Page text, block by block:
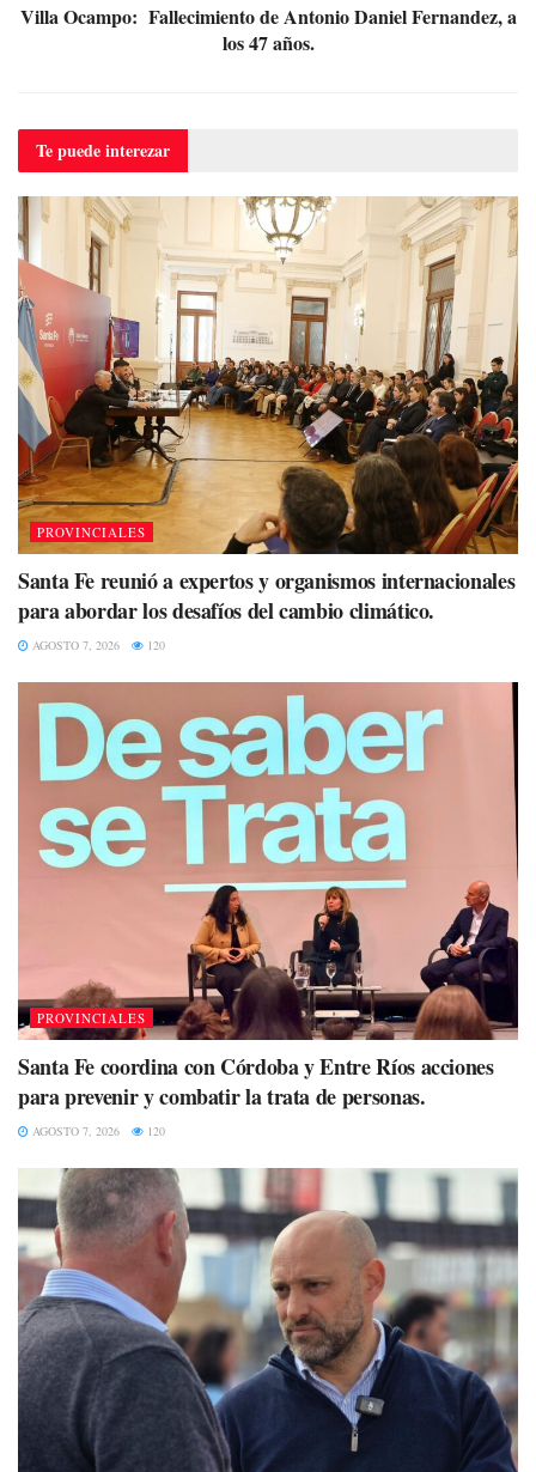
Villa Ocampo: Fallecimiento de Antonio Daniel Fernandez, a
los 47 años.
Te puedeinterezar
PROVINCIALES
Santa Fe reunió a expertos y organismos internacionales
para abordar los desafíos del cambio climático.
AGOSTO 7, 2026 120
PROVINCIALES
Santa Fe coordina con Córdoba y Entre Ríos acciones
para prevenir y combatir la trata de personas.
AGOSTO 7, 2026 120